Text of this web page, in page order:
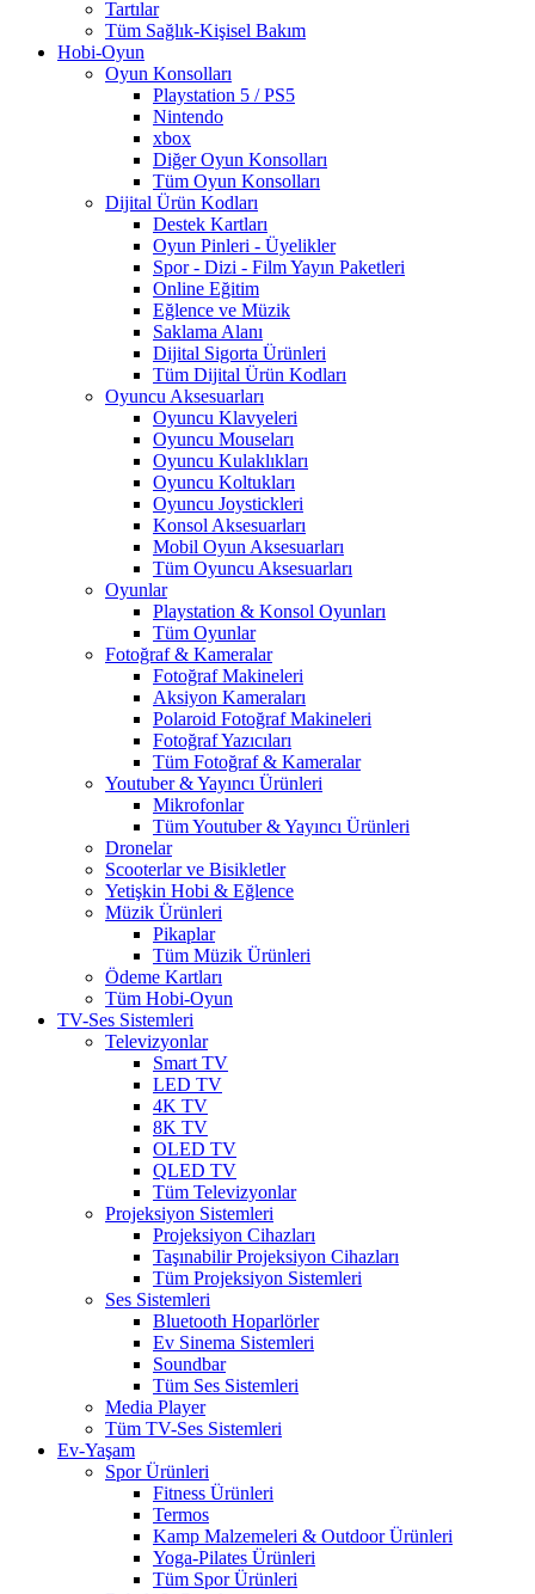
Tartılar
Tüm Sağlık-Kişisel Bakım
Hobi-Oyun
Oyun Konsolları
Playstation 5 / PS5
Nintendo
xbox
Diğer Oyun Konsolları
Tüm Oyun Konsolları
Dijital Ürün Kodları
Destek Kartları
Oyun Pinleri - Üyelikler
Spor - Dizi - Film Yayın Paketleri
Online Eğitim
Eğlence ve Müzik
Saklama Alanı
Dijital Sigorta Ürünleri
Tüm Dijital Ürün Kodları
Oyuncu Aksesuarları
Oyuncu Klavyeleri
Oyuncu Mouseları
Oyuncu Kulaklıkları
Oyuncu Koltukları
Oyuncu Joystickleri
Konsol Aksesuarları
Mobil Oyun Aksesuarları
Tüm Oyuncu Aksesuarları
Oyunlar
Playstation & Konsol Oyunları
Tüm Oyunlar
Fotoğraf & Kameralar
Fotoğraf Makineleri
Aksiyon Kameraları
Polaroid Fotoğraf Makineleri
Fotoğraf Yazıcıları
Tüm Fotoğraf & Kameralar
Youtuber & Yayıncı Ürünleri
Mikrofonlar
Tüm Youtuber & Yayıncı Ürünleri
Dronelar
Scooterlar ve Bisikletler
Yetişkin Hobi & Eğlence
Müzik Ürünleri
Pikaplar
Tüm Müzik Ürünleri
Ödeme Kartları
Tüm Hobi-Oyun
TV-Ses Sistemleri
Televizyonlar
Smart TV
LED TV
4K TV
8K TV
OLED TV
QLED TV
Tüm Televizyonlar
Projeksiyon Sistemleri
Projeksiyon Cihazları
Taşınabilir Projeksiyon Cihazları
Tüm Projeksiyon Sistemleri
Ses Sistemleri
Bluetooth Hoparlörler
Ev Sinema Sistemleri
Soundbar
Tüm Ses Sistemleri
Media Player
Tüm TV-Ses Sistemleri
Ev-Yaşam
Spor Ürünleri
Fitness Ürünleri
Termos
Kamp Malzemeleri & Outdoor Ürünleri
Yoga-Pilates Ürünleri
Tüm Spor Ürünleri